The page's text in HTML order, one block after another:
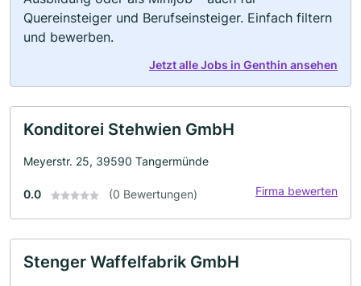
Quereinsteiger und Berufseinsteiger. Einfach filtern
und bewerben.
Jetzt alle Jobs in Genthin ansehen
Konditorei Stehwien GmbH
Meyerstr. 25, 39590 Tangermünde
0.0 (0 Bewertungen) Firma bewerten
Stenger Waffelfabrik GmbH